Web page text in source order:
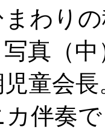
わり
真（
童会
カ伴奏